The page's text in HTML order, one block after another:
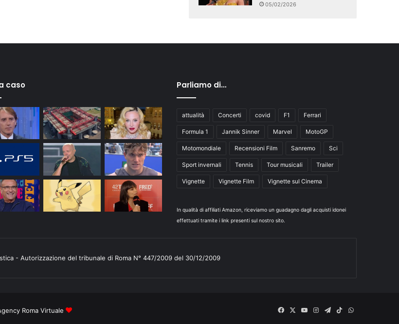
05/02/2026
caso Parliamo di…
attualità Concerti covid F1 Ferrari
Formula 1 Jannik Sinner Marvel MotoGP
Motomondiale Recensioni Film Sanremo Sci
Sport invernali Tennis Tour musicali Trailer
Vignette Vignette Film Vignette sul Cinema
In qualità di affiliati Amazon, riceviamo un guadagno dagli acquisti idonei
effettuati tramite i link presenti sul nostro sito.
- Autorizzazione del tribunale di Roma N° 447/2009 del 30/12/2009
Roma Virtuale Facebook
X
YouInstagram
Telegram
TikTokWhatsApp